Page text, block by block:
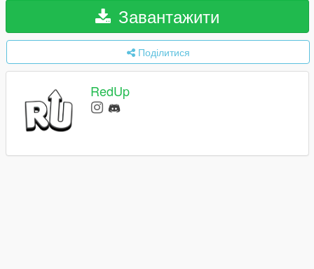
Завантажити
Поділитися
RedUp